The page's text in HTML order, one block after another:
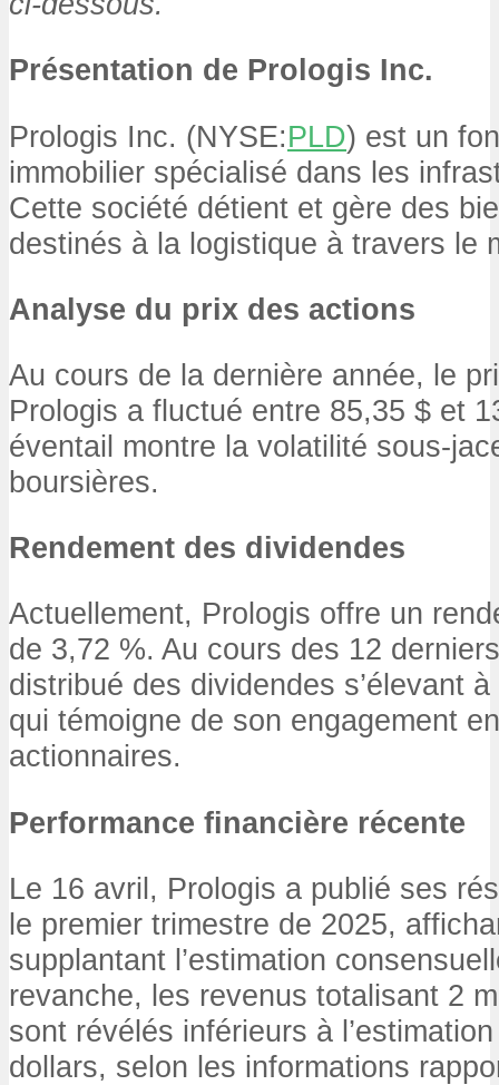
Présentation de Prologis Inc.
Prologis Inc. (NYSE:PLD) est un
immobilier spécialisé dans les
Cette société détient et gère des
destinés à la logistique à travers le
Analyse du prix des actions
Au cours de la dernière année, le
Prologis a fluctué entre 85,35 $ et
éventail montre la volatilité sous-
boursières.
Rendement des dividendes
Actuellement, Prologis offre un
de 3,72 %. Au cours des 12
distribué des dividendes s’élevant
qui témoigne de son engagement
actionnaires.
Performance financière récente
Le 16 avril, Prologis a publié ses
le premier trimestre de 2025,
supplantant l’estimation
revanche, les revenus totalisant 2
sont révélés inférieurs à
dollars, selon les informations